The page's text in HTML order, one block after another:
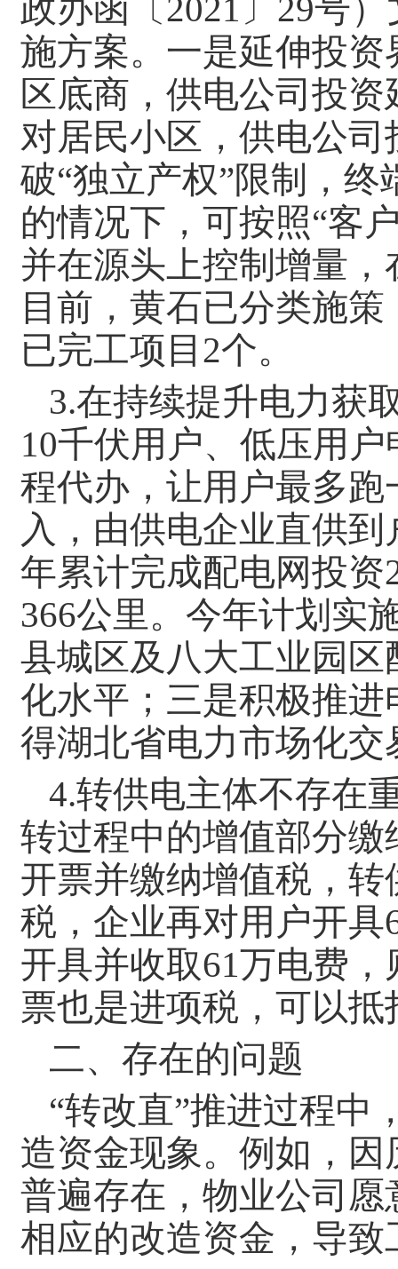
政办函〔2021〕29号
施方案。一是延伸投
区底商，供电公司投
对居民小区，供电公
破“独立产权”限制，
的情况下，可按照“客
并在源头上控制增量
目前，黄石已分类施
已完工项目2个。
3.在持续提升电力获
10千伏用户、低压用
程代办，让用户最多
入，由供电企业直供
年累计完成配电网投资
366公里。今年计划实
县城区及八大工业园
化水平；三是积极推
得湖北省电力市场化交
4.转供电主体不存在
转过程中的增值部分
开票并缴纳增值税，
税，企业再对用户开
开具并收取61万电费
票也是进项税，可以
二、存在的问题
“转改直”推进过程中
造资金现象。例如，
普遍存在，物业公司
相应的改造资金，导